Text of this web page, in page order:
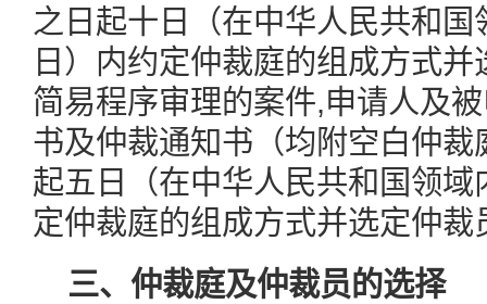
之日起十日（在中华人民共和
日）内约定仲裁庭的组成方式并
简易程序审理的案件,申请人及
书及仲裁通知书（均附空白仲
起五日（在中华人民共和国领
定仲裁庭的组成方式并选定仲裁
三、仲裁庭及仲裁员的选择